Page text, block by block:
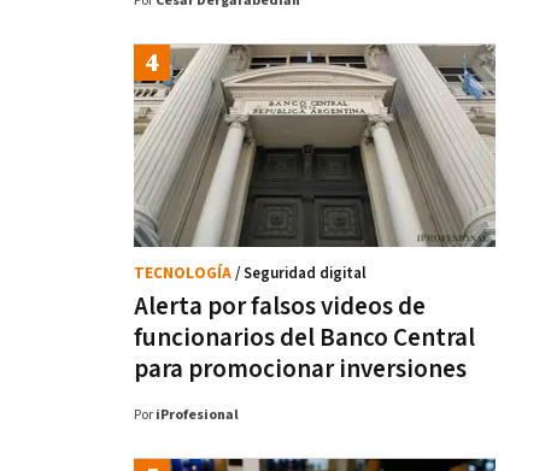
Alerta por falsos videos de
funcionarios del Banco Central
para promocionar inversiones
TECNOLOGÍA/ Seguridad digital
Por iProfesional